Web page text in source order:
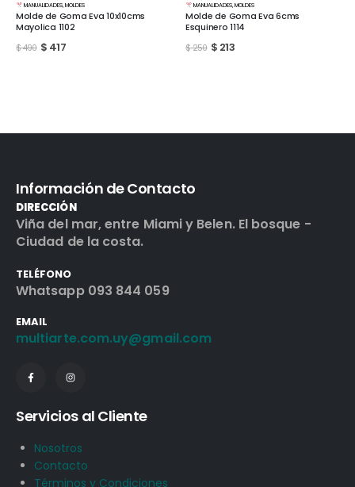
MANUALIDADES,MOLDES
Molde de Goma Eva 10x10cms
Mayolica 1102
$490 $ 417
MANUALIDADES,MOLDES
Molde de Goma Eva 6cms
Esquinero 1114
$250 $ 213
Información de Contacto
DIRECCIÓN
Viña del mar, entre Miami y Belen. El bosque -
Ciudad de la costa.
TELÉFONO
Whatsapp 093 844 059
EMAIL
multiarte.com.uy@gmail.com
Servicios al Cliente
Nosotros
Contacto
Términos y Condiciones